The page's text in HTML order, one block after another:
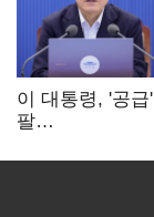
이 대통령, '공급'
팔
여 내부선